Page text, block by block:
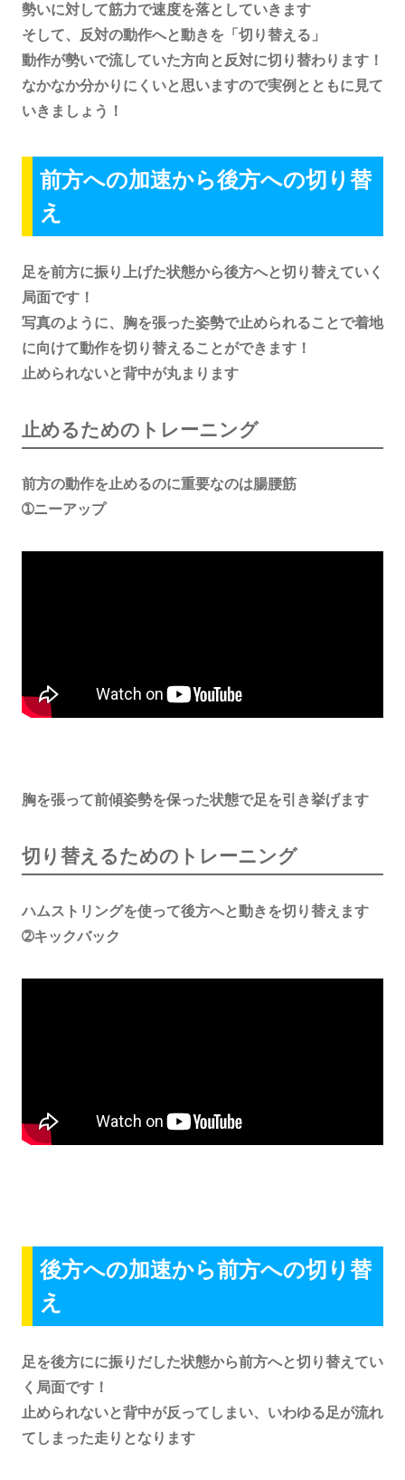
勢いに対して筋力で速度を落としていきます
そして、反対の動作へと動きを「切り替える」
動作が勢いで流していた方向と反対に切り替わります！
なかなか分かりにくいと思いますので実例とともに見て
いきましょう！
前方への加速から後方への切り替
え
足を前方に振り上げた状態から後方へと切り替えていく
局面です！
写真のように、胸を張った姿勢で止められることで着地
に向けて動作を切り替えることができます！
止められないと背中が丸まります
止めるためのトレーニング
前方の動作を止めるのに重要なのは腸腰筋
➀ニーアップ
胸を張って前傾姿勢を保った状態で足を引き挙げます
切り替えるためのトレーニング
ハムストリングを使って後方へと動きを切り替えます
➁キックバック
後方への加速から前方への切り替
え
足を後方にに振りだした状態から前方へと切り替えてい
く局面です！
止められないと背中が反ってしまい、いわゆる足が流れ
てしまった走りとなります